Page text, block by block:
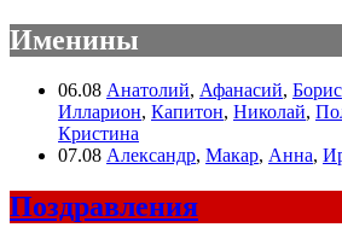
Именины
06.08 Анатолий, Афанасий, Борис
Илларион, Капитон, Николай,
Кристина
07.08 Александр, Макар, Анна,
Поздравления